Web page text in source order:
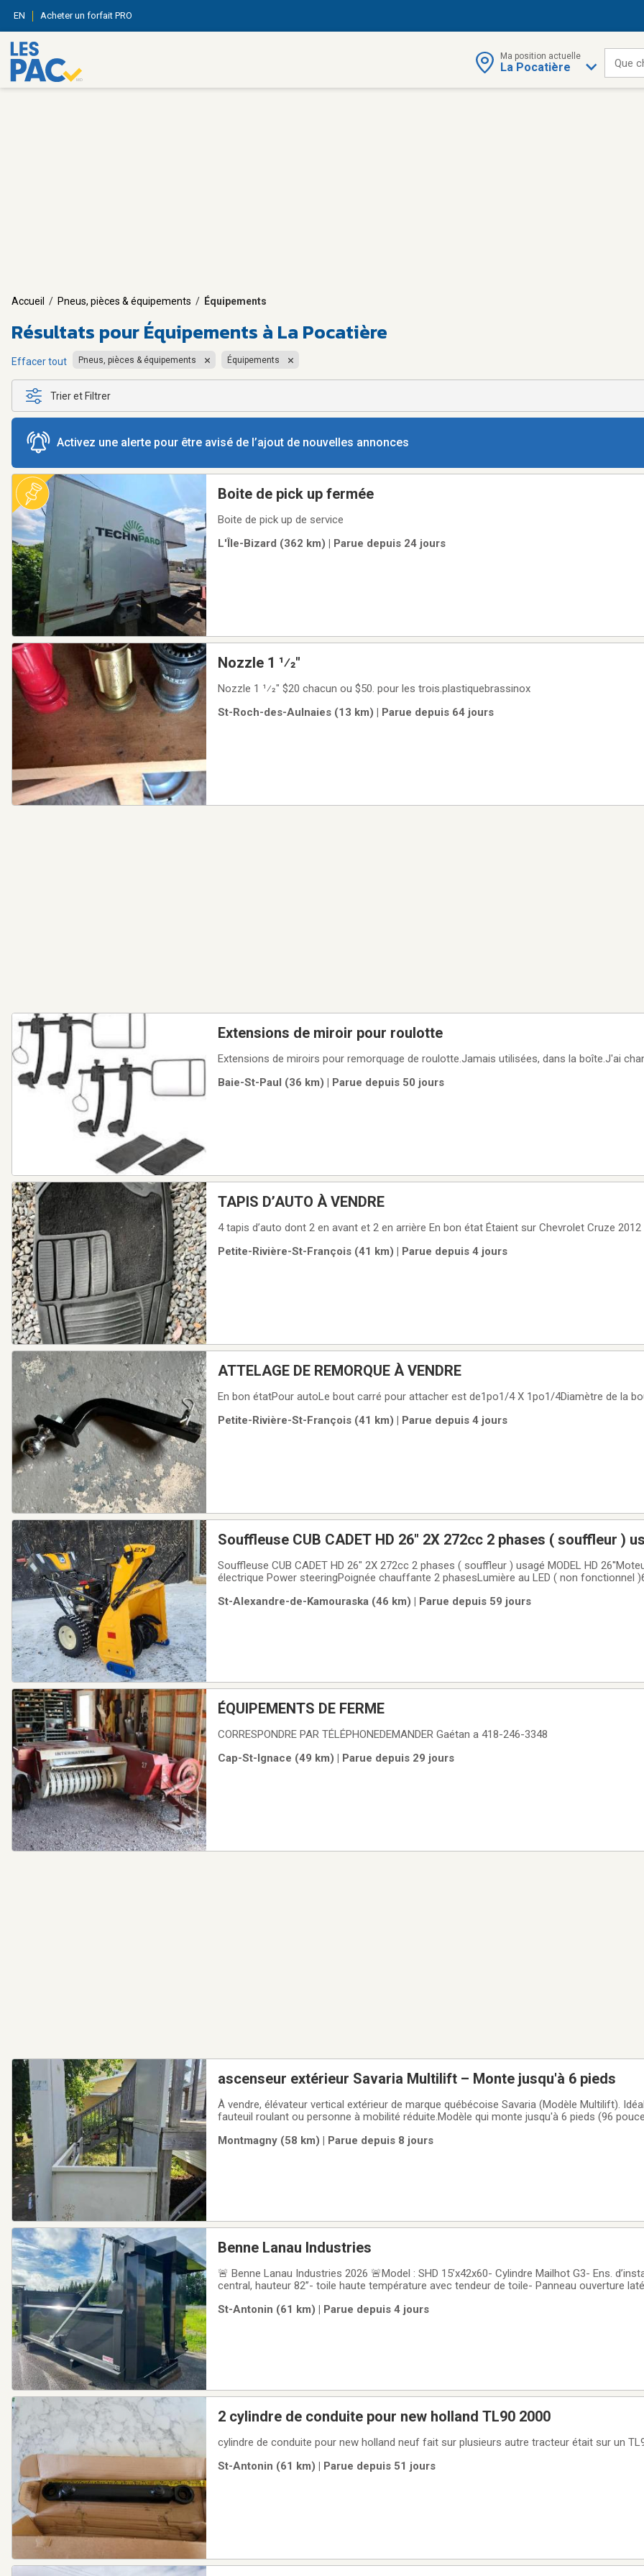
EN Acheter un forfait PRO
Ma position actuelle
La Pocatière Que
Accueil / Pneus, pièces & équipements / Équipements
Résultats pourÉquipements à La Pocatière
Effacer tout Pneus, pièces & équipements Équipements
Trier et Filtrer
Activez une alerte pour être avisé de l’ajout de nouvelles annonces
Boite de pick up fermée
Boite de pick up de service
L'Île-Bizard (362 km) | Parue depuis 24 jours
Nozzle 1 1⁄2"
Nozzle 1 1⁄2" $20 chacun ou $50. pour les trois.plastiquebrassinox
St-Roch-des-Aulnaies (13 km) | Parue depuis 64 jours
Extensions de miroir pour roulotte
Extensions de miroirs pour remorquage de roulotte.Jamais utilisées, dans la boîte.J'ai
Baie-St-Paul (36 km) | Parue depuis 50 jours
TAPIS D’AUTO À VENDRE
4 tapis d’auto dont 2 en avant et 2 en arrière En bon état Étaient sur Chevrolet Cruze 2012
Petite-Rivière-St-François (41 km) | Parue depuis 4 jours
ATTELAGE DE REMORQUE À VENDRE
En bon étatPour autoLe bout carré pour attacher est de1po1/4 X 1po1/4Diamètre de la
Petite-Rivière-St-François (41 km) | Parue depuis 4 jours
Souffleuse CUB CADET HD 26" 2X 272cc 2 phases ( souffleur
Souffleuse CUB CADET HD 26" 2X 272cc 2 phases ( souffleur ) usagé MODEL HD 26''Moteur 272ccDémarreur
électrique Power steeringPoignée chauffante 2 phasesLumière au LED ( non fonctionnel
2550$+taxes ( 2933$ avec taxes )je livre pas je me
St-Alexandre-de-Kamouraska (46 km) | Parue depuis 59 jours
ÉQUIPEMENTS DE FERME
CORRESPONDRE PAR TÉLÉPHONEDEMANDER Gaétan a 418-246-3348
Cap-St-Ignace (49 km) | Parue depuis 29 jours
ascenseur extérieur Savaria Multilift – Monte jusqu'à 6 pieds
À vendre, élévateur vertical extérieur de marque québécoise Savaria (Modèle Multilift).
fauteuil roulant ou personne à mobilité réduite.Modèle qui monte jusqu'à 6 pieds (96
ou un camion de type pickup (le
Montmagny (58 km) | Parue depuis 8 jours
Benne Lanau Industries
🚨 Benne Lanau Industries 2026 🚨Model : SHD 15’x42x60- Cylindre Mailhot G3- Ens.
central, hauteur 82’’- toile haute température avec tendeur de toile- Panneau ouverture
St-Antonin (61 km) | Parue depuis 4 jours
2 cylindre de conduite pour new holland TL90 2000
cylindre de conduite pour new holland neuf fait sur plusieurs autre tracteur était sur un
St-Antonin (61 km) | Parue depuis 51 jours